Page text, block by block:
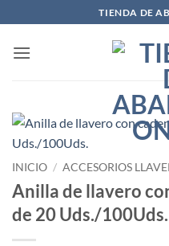
al
contenido
TIENDA DE
INICIO / ACCESORIOS
Anilla de llavero
de 20 Uds./100Uds.